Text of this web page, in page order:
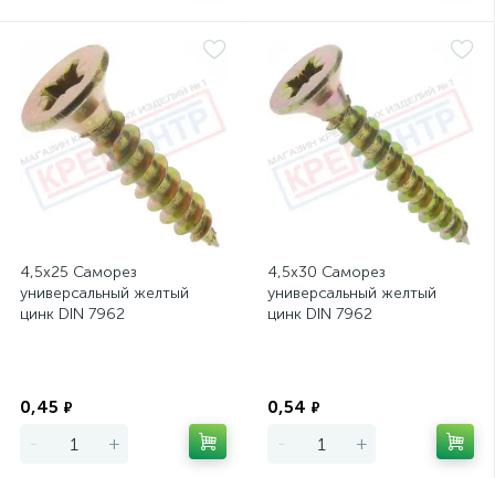
4,5х25 Саморез
универсальный желтый
цинк DIN 7962
0,45 ₽
- +
4,5х30 Саморез
универсальный желтый
цинк DIN 7962
0,54 ₽
- +